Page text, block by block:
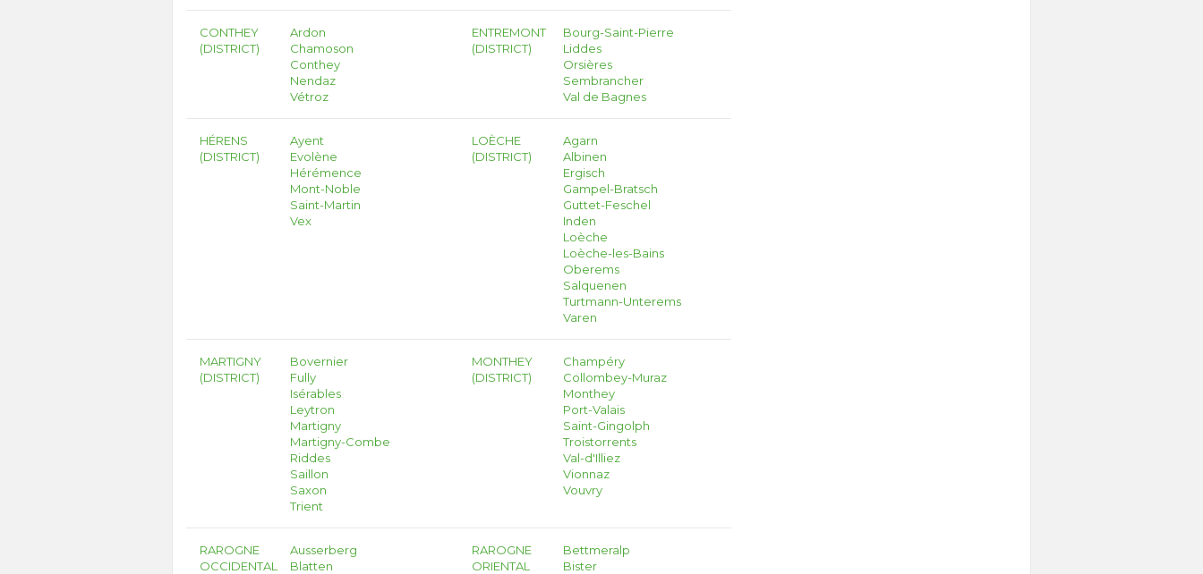
CONTHEY
(DISTRICT)
Ardon
Chamoson
Conthey
Nendaz
Vétroz
ENTREMONT
(DISTRICT)
Bourg-Saint-Pierre
Liddes
Orsières
Sembrancher
Val de Bagnes
HÉRENS
(DISTRICT)
Ayent
Evolène
Hérémence
Mont-Noble
Saint-Martin
Vex
LOÈCHE
(DISTRICT)
Agarn
Albinen
Ergisch
Gampel-Bratsch
Guttet-Feschel
Inden
Loèche
Loèche-les-Bains
Oberems
Salquenen
Turtmann-Unterems
Varen
MARTIGNY
(DISTRICT)
Bovernier
Fully
Isérables
Leytron
Martigny
Martigny-Combe
Riddes
Saillon
Saxon
Trient
MONTHEY
(DISTRICT)
Champéry
Collombey-Muraz
Monthey
Port-Valais
Saint-Gingolph
Troistorrents
Val-d'Illiez
Vionnaz
Vouvry
RAROGNE
OCCIDENTAL
Ausserberg
Blatten
RAROGNE
ORIENTAL
Bettmeralp
Bister